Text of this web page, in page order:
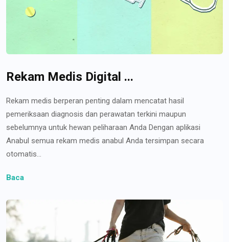
Rekam Medis Digital ...
Rekam medis berperan penting dalam mencatat hasil
pemeriksaan diagnosis dan perawatan terkini maupun
sebelumnya untuk hewan peliharaan Anda Dengan aplikasi
Anabul semua rekam medis anabul Anda tersimpan secara
otomatis...
Baca